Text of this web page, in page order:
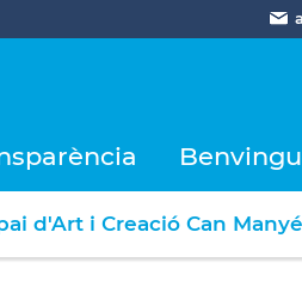
d'Art i Creació Can Manyé